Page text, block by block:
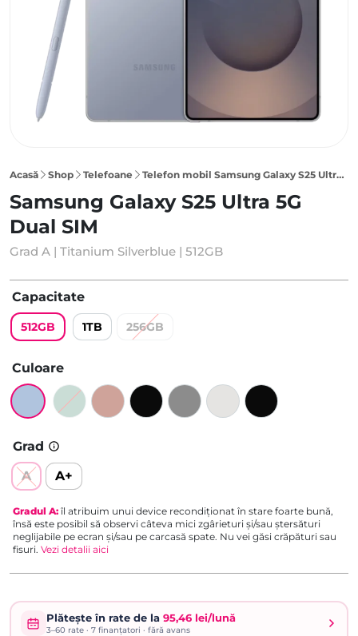
Acasă Shop Telefoane Telefon mobil Samsung Galaxy S25 Ultra 5G 512GB Dual SIM, Titanium Silverblue
Samsung Galaxy S25 Ultra 5G
Dual SIM
Grad A | Titanium Silverblue | 512GB
Capacitate
512GB 1TB 256GB
Culoare
Grad
A+
A
Gradul A: îl atribuim unui device recondiționat în stare foarte bună,
însă este posibil să observi câteva mici zgârieturi și/sau ștersături
neglijabile pe ecran și/sau pe carcasă spate. Nu vei găsi crăpături sau
fisuri. Vezi detalii aici
Plătește în rate de la 95,46 lei/lună
3–60rate · 7finanțatori · fără avans